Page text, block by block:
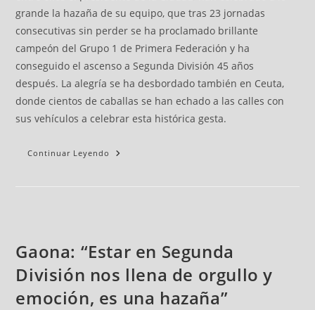
grande la hazaña de su equipo, que tras 23 jornadas
consecutivas sin perder se ha proclamado brillante
campeón del Grupo 1 de Primera Federación y ha
conseguido el ascenso a Segunda División 45 años
después. La alegría se ha desbordado también en Ceuta,
donde cientos de caballas se han echado a las calles con
sus vehículos a celebrar esta histórica gesta.
Continuar Leyendo
Gaona: “Estar en Segunda
División nos llena de orgullo y
emoción, es una hazaña”